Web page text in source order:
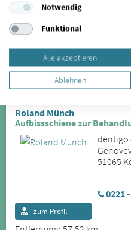
51065
0221
zum Profil
Roland Münch
Aufbissschiene zur
dentigo
51065
0221
zum Profil
Notwendig
Funktional
Alle akzeptieren
Ablehnen